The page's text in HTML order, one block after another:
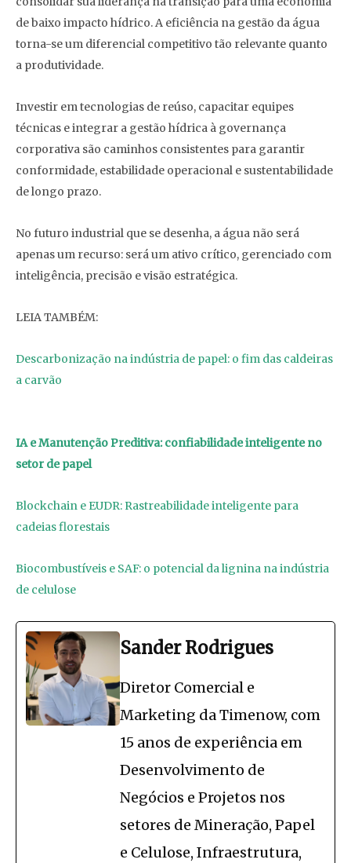
de baixo impacto hídrico. A eficiência na gestão da água
torna-se um diferencial competitivo tão relevante quanto
a produtividade.
Investir em tecnologias de reúso, capacitar equipes
técnicas e integrar a gestão hídrica à governança
corporativa são caminhos consistentes para garantir
conformidade, estabilidade operacional e sustentabilidade
de longo prazo.
No futuro industrial que se desenha, a água não será
apenas um recurso: será um ativo crítico, gerenciado com
inteligência, precisão e visão estratégica.
LEIA TAMBÉM:
Descarbonização na indústria de papel: o fim das caldeiras
a carvão
IA e Manutenção Preditiva: confiabilidade inteligente no
setor de papel
Blockchain e EUDR: Rastreabilidade inteligente para
cadeias florestais
Biocombustíveis e SAF: o potencial da lignina na indústria
de celulose
Sander Rodrigues
Diretor Comercial e
Marketing da Timenow, com
15 anos de experiência em
Desenvolvimento de
Negócios e Projetos nos
setores de Mineração, Papel
e Celulose, Infraestrutura,